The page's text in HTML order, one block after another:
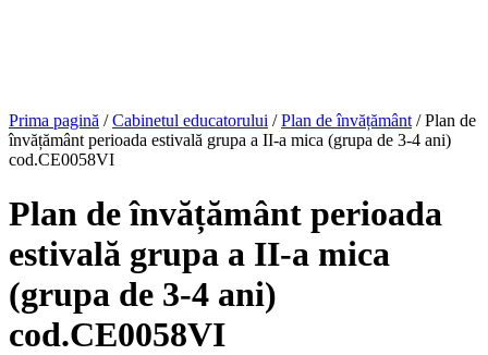
Prima pagină /Cabinetul educatorului /Plan de învățământ / Plan de
învățământ perioada estivală grupa a II-a mica (grupa de 3-4 ani)
cod.CE0058VI
Plan de învățământ perioada
estivală grupa a II-a mica
(grupa de 3-4 ani)
cod.CE0058VI